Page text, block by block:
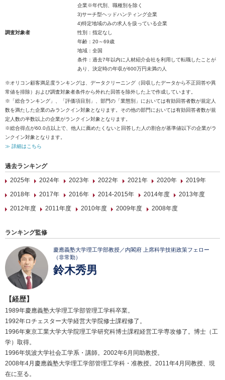
企業※年代別、職種別を除く
3)サーチ型ヘッドハンティング企業
4)特定地域のみの求人を扱っている企業
調査対象者
性別：指定なし
年齢：20～69歳
地域：全国
条件：過去7年以内に人材紹介会社を利用して転職したことが
あり、決定時の年収が600万円未満の人
※オリコン顧客満足度ランキングは、データクリーニング（回収したデータから不正回答や異
常値を排除）および調査対象者条件から外れた回答を除外した上で作成しています。
※「総合ランキング」、「評価項目別」、部門の「業態別」においては有効回答者数が規定人
数を満たした企業のみランクイン対象となります。その他の部門においては有効回答者数が規
定人数の半数以上の企業がランクイン対象となります。
※総合得点が60.0点以上で、他人に薦めたくないと回答した人の割合が基準値以下の企業がラ
ンクイン対象となります。
≫ 詳細はこちら
過去ランキング
2025年
2024年 2023年 2022年 2021年 2020年
2019年
2018年
2017年 2016年 2014-2015年 2014年度
2013年度
2012年度
2011年度 2010年度 2009年度 2008年度
ランキング監修
慶應義塾大学理工学部教授／内閣府 上席科学技術政策フェロー
（非常勤）
鈴木秀男
【経歴】
1989年慶應義塾大学理工学部管理工学科卒業。
1992年ロチェスター大学経営大学院修士課程修了。
1996年東京工業大学大学院理工学研究科博士課程経営工学専攻修了。博士（工
学）取得。
1996年筑波大学社会工学系・講師。2002年6月同助教授。
2008年4月慶應義塾大学理工学部管理工学科・准教授。2011年4月同教授、現
在に至る。